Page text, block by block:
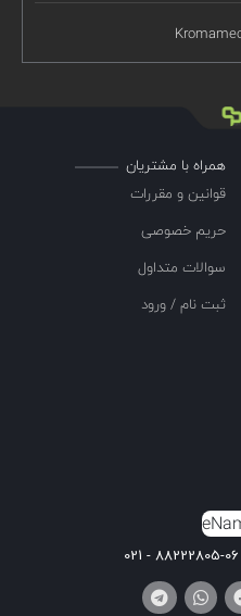
همراه با مشتریان
قوانین و مقررات
حریم خصوصی
سوالات متداول
ثبت نام / ورود
88222805-06 - 021